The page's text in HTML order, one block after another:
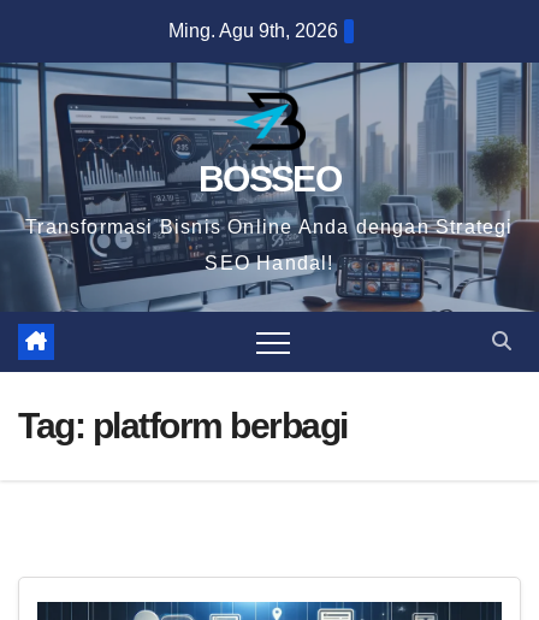
content
Ming. Agu 9th, 2026
BOSSEO
Transformasi Bisnis Online Anda dengan Strategi
SEO Handal!
Tag: platform berbagi